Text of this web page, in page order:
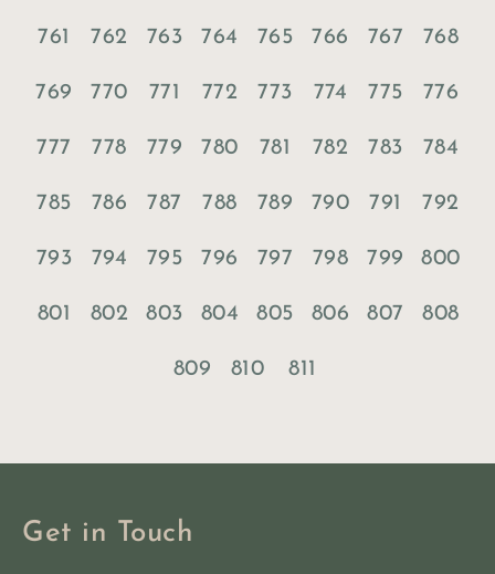
761 762 763 764 765 766 767 768
769 770 771 772 773 774 775 776
777 778 779 780 781 782 783 784
785 786 787 788 789 790 791 792
793 794 795 796 797 798 799 800
801 802 803 804 805 806 807 808
809 810 811
Get in Touch